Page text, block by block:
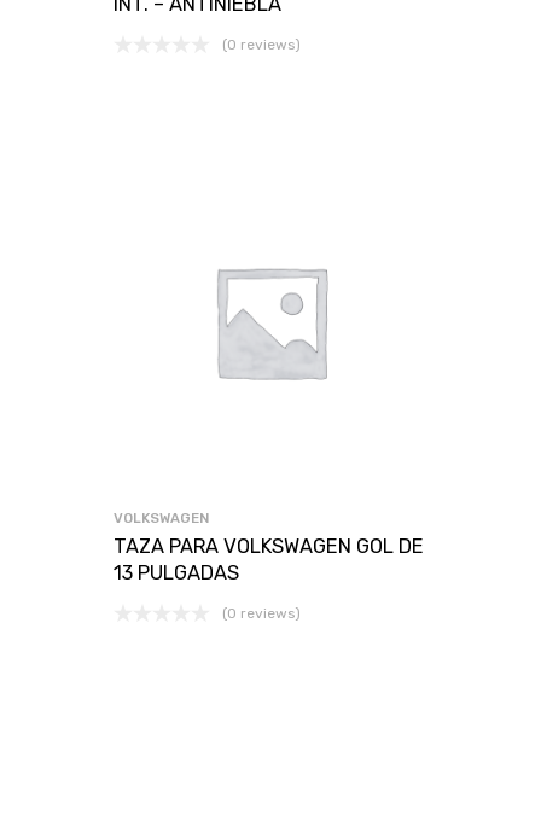
(0 reviews)
VOLKSWAGEN
TAZA PARA VOLKSWAGEN GOL DE
13 PULGADAS
(0 reviews)